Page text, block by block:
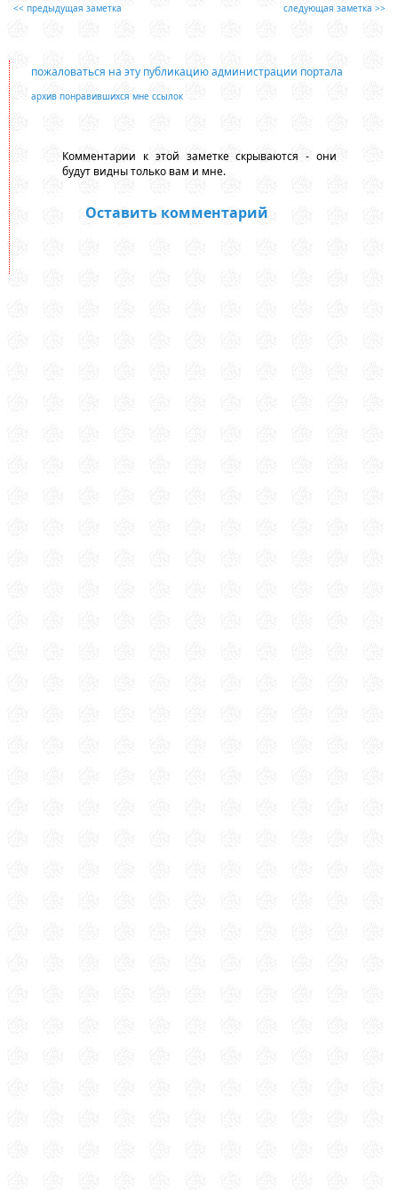
<< предыдущая заметка следующая заметка >>
пожаловаться на эту публикацию администрации портала
архив понравившихся мне ссылок
Комментарии к этой заметке скрываются - они
будут видны только вам и мне.
Оставить комментарий